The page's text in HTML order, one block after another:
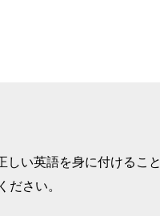
い英語を身に付けること
さい。